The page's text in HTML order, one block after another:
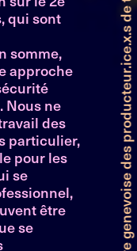
qui sont
somme,
approche
Nous ne
des
particulier,
pour les
se
être
se